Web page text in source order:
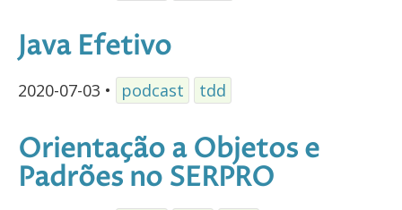
Java Efetivo
2020-07-03 • podcast tdd
Orientação a Objetos e
Padrões no SERPRO